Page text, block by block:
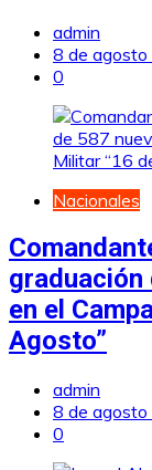
admin
8 de
0
Nacionales
en el
Agosto”
admin
8 de
0